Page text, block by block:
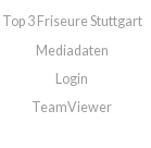
Top 3 Friseure Stuttgart
Mediadaten
Login
TeamViewer